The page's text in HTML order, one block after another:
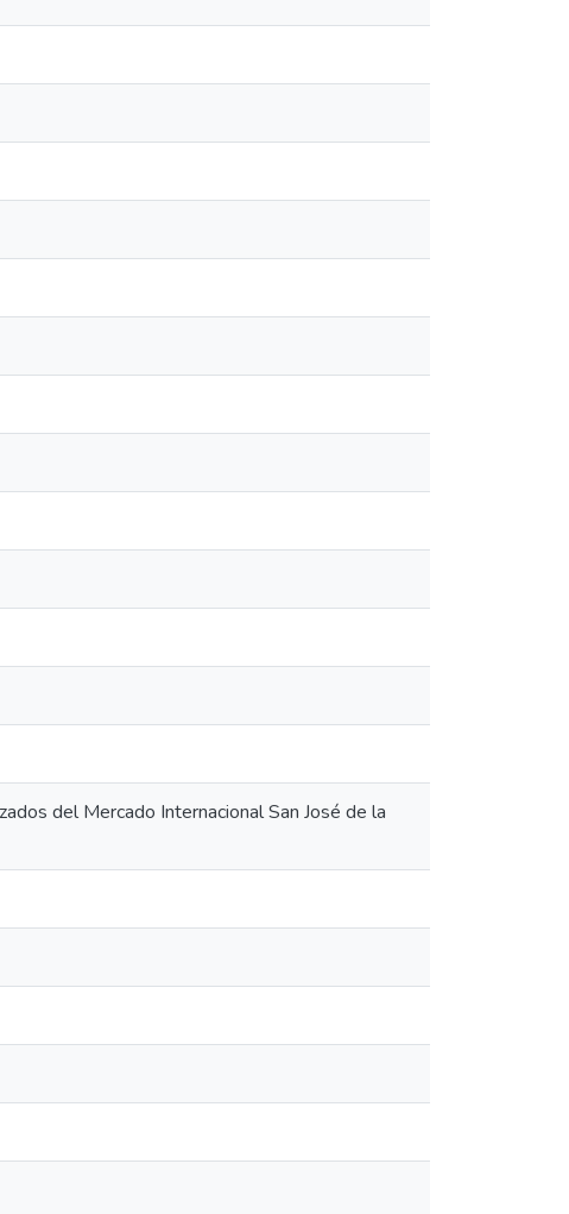
del Mercado Internacional San José de la